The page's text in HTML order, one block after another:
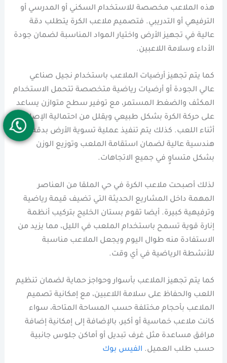
هذه الملاعب مخصصة للاستخدام السكني أو المدرسي أو
الترفيهي أو التدريبي. فتصميم ملاعب الكرة يتطلب دقة
عالية في تجهيز الأرض واختيار المواد المناسبة لضمان جودة
الأداء وسلامة اللاعبين.
كما يتم تجهيز أرضيات الملاعب باستخدام نجيل صناعي
عالي الجودة أو أرضيات رياضية متخصصة تتحمل الاستخدام
المكثف والضغط المستمر، مع توفير سطح متوازن يساعد
على حركة الكرة بشكل طبيعي ويقلل من احتمالية الإصابات
أثناء اللعب. كذلك يتم تنفيذ عملية تسوية الأرض بدقة
هندسية عالية لضمان استقامة الملعب وتوزيع الوزن
بشكل متساوٍ في جميع الاتجاهات.
لذلك أصبحت ملاعب الكرة في حي الملقا من العناصر
المهمة داخل المشاريع الحديثة التي تضيف قيمة رياضية
وترفيهية كبيرة. أيضا تقوم بستان الخليج بتركيب أنظمة
إنارة قوية تسمح باستخدام الملعب في الليل، مما يزيد من
الاستفادة منه طوال اليوم ويجعل الملاعب مناسبة
للأنشطة الرياضية في أي وقت.
كما يتم تجهيز الملاعب بأسوار وحواجز حماية لضمان تنظيم
اللعب والحفاظ على سلامة اللاعبين، مع إمكانية تصميم
الملاعب بأحجام مختلفة حسب المساحة المتاحة، سواء
كانت ملاعب خماسية أو أكبر، بالإضافة إلى إمكانية إضافة
مرافق مساعدة مثل غرف تبديل أو أماكن جلوس جانبية
حسب طلب العميل. الفيس بوك